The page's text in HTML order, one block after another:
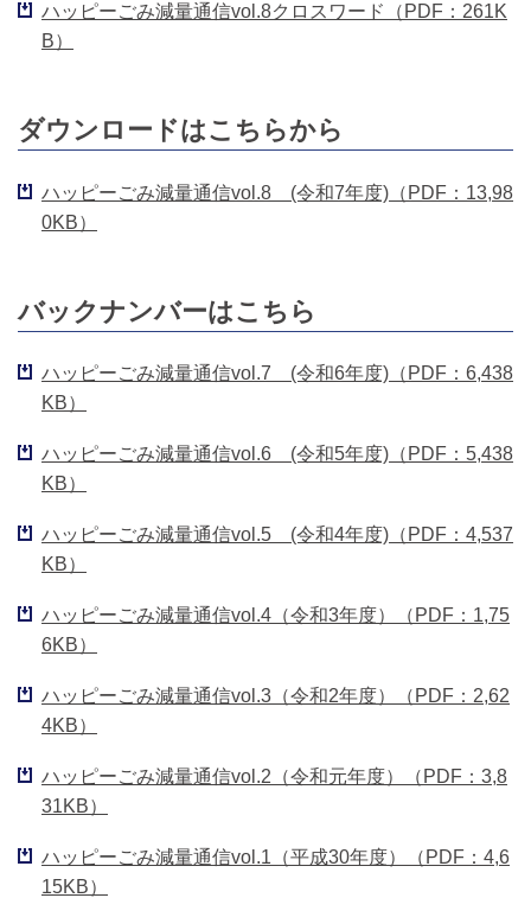
ハッピーごみ減量通信vol.8クロスワード（PDF：261K
B）
ダウンロードはこちらから
ハッピーごみ減量通信vol.8 (令和7年度)（PDF：13,98
0KB）
バックナンバーはこちら
ハッピーごみ減量通信vol.7 (令和6年度)（PDF：6,438
KB）
ハッピーごみ減量通信vol.6 (令和5年度)（PDF：5,438
KB）
ハッピーごみ減量通信vol.5 (令和4年度)（PDF：4,537
KB）
ハッピーごみ減量通信vol.4（令和3年度）（PDF：1,75
6KB）
ハッピーごみ減量通信vol.3（令和2年度）（PDF：2,62
4KB）
ハッピーごみ減量通信vol.2（令和元年度）（PDF：3,8
31KB）
ハッピーごみ減量通信vol.1（平成30年度）（PDF：4,6
15KB）